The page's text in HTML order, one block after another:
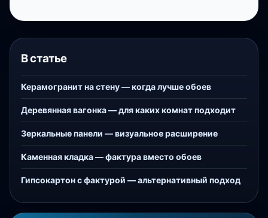
В статье
Керамогранит на стену — когда лучше обоев
Деревянная вагонка — для каких комнат подходит
Зеркальные панели — визуальное расширение
Каменная кладка — фактура вместо обоев
Гипсокартон с фактурой — альтернативный подход